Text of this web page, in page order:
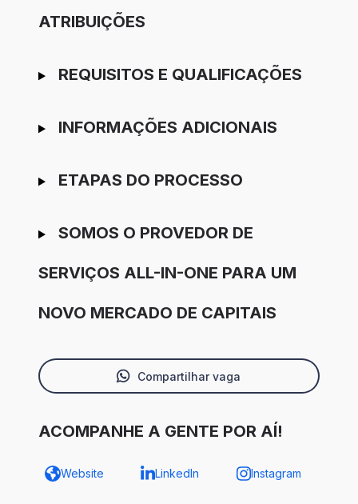
ATRIBUIÇÕES
REQUISITOS E QUALIFICAÇÕES
INFORMAÇÕES ADICIONAIS
ETAPAS DO PROCESSO
SOMOS O PROVEDOR DE
SERVIÇOS ALL-IN-ONE PARA UM
NOVO MERCADO DE CAPITAIS
Compartilhar vaga
ACOMPANHE A GENTE POR AÍ!
Website LinkedIn Instagram